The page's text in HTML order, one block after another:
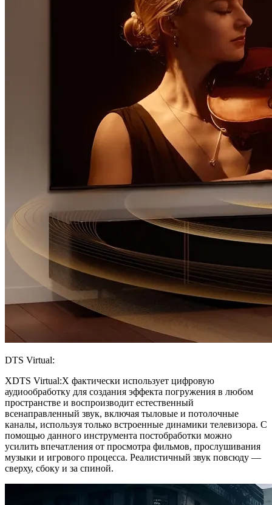
DTS Virtual:
XDTS Virtual:X фактически использует цифровую
аудиообработку для создания эффекта погружения в любом
пространстве и воспроизводит естественный
всенаправленный звук, включая тыловые и потолочные
каналы, используя только встроенные динамики телевизора. С
помощью данного инструмента постобработки можно
усилить впечатления от просмотра фильмов, прослушивания
музыки и игрового процесса. Реалистичный звук повсюду —
сверху, сбоку и за спиной.